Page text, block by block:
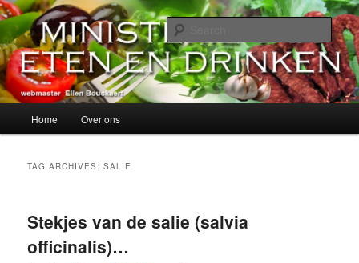
Skip
to
primary
content
Skip
to
secondary
contentMinisterie van Eten en Drinken
alles over eten, drinken en andere genoegens…
Home Over ons
TAG ARCHIVES:SALIE
Stekjes van de salie (salvia
officinalis)…